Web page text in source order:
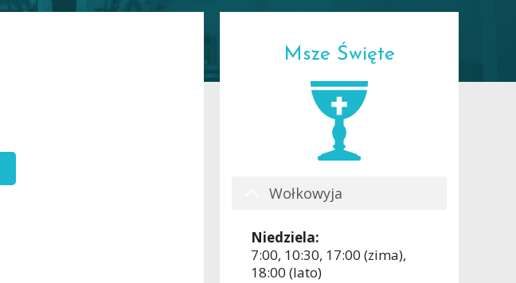
Msze Święte
Wołkowyja
Niedziela:
7:00, 10:30, 17:00 (zima),
18:00 (lato)